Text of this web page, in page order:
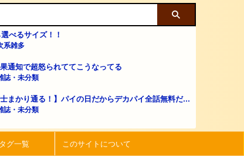
べるサイズ！！
系雑多
通知で超怒られててこうなってる
誌・未分類
士まかり通る！】パイの日だからデカパイ全話無料だ...
誌・未分類
タグ一覧 このサイトについて